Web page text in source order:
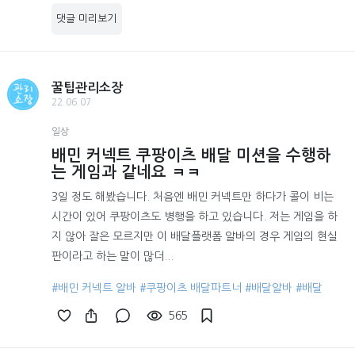
댓글 미리보기
꿀팁관리소장
22.06.07
일상
배민 커넥트 쿠팡이츠 배달 미션을 수행하
는 게임과 같네요 ㅋㅋ
3일 정도 해봤습니다. 처음엔 배민 커넥트만 하다가 콜이 비는
시간이 있어 쿠팡이츠도 병행을 하고 있습니다. 저는 게임을 하
지 않아 잘은 모르지만 이 배달플랫폼 알바의 경우 게임의 현실
판이라고 하는 말이 많더...
#배민 커넥트 알바 #쿠팡이츠 배달파트너 #배달알바 #배달
565